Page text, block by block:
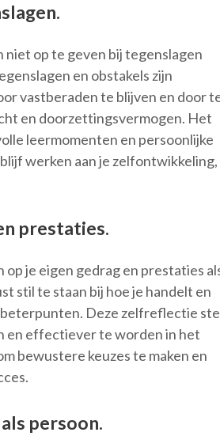
niet op te geven bij tegenslagen
en obstakels zijn
vastberaden te blijven en door
en doorzettingsvermogen. Het
leermomenten en persoonlijke
werken aan je zelfontwikkeling,
prestaties.
je eigen gedrag en prestaties
stil te staan bij hoe je handelt en
Deze zelfreflectie
en effectiever te worden in het
bewustere keuzes te maken en
persoon.